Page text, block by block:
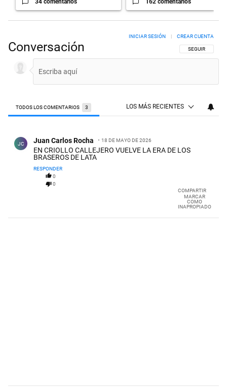
34 comentarios 162 comentarios
Conversación SIGA ESTA
SEGUIR
INICIAR SESIÓN CREAR CUENTA
TODOS LOS COMENTARIOS 3 LOS MÁS RECIENTES
JC Juan Carlos Rocha 18 DE MAYO DE 2026
EN CRIOLLO CALLEJERO VUELVE LA ERA DE LOS
BRASEROS DE LATA
RESPONDER
0
0
COMPARTIR
MARCAR
COMO
INAPROPIADO